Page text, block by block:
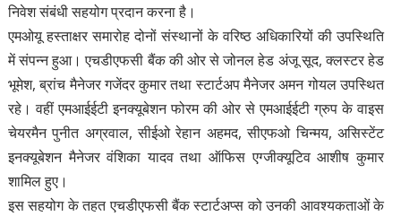
निवेश संबंधी सहयोग प्रदान करना है।
एमओयू हस्ताक्षर समारोह दोनों संस्थानों के वरिष्ठ अधिकारियों की उपस्थिति
में संपन्न हुआ। एचडीएफसी बैंक की ओर से जोनल हेड अंजू सूद, क्लस्टर हेड
भूमेश, ब्रांच मैनेजर गजेंदर कुमार तथा स्टार्टअप मैनेजर अमन गोयल उपस्थित
रहे। वहीं एमआईईटी इनक्यूबेशन फोरम की ओर से एमआईईटी ग्रुप के वाइस
चेयरमैन पुनीत अग्रवाल, सीईओ रेहान अहमद, सीएफओ चिन्मय, असिस्टेंट
इनक्यूबेशन मैनेजर वंशिका यादव तथा ऑफिस एग्जीक्यूटिव आशीष कुमार
शामिल हुए।
इस सहयोग के तहत एचडीएफसी बैंक स्टार्टअप्स को उनकी आवश्यकताओं के